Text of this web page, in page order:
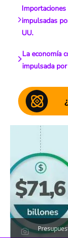
impulsadas
UU.
La economía
impulsada